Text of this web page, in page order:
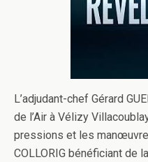
L’adjudant-chef Gérard
de l’Air à Vélizy
pressions et les
COLLORIG bénéficiant de